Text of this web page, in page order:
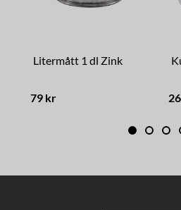
Litermått 1 dl Zink
79 kr